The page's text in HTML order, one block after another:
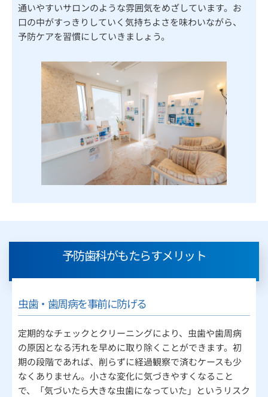
通いやすいサロンのような雰囲気をめざしています。お
口の中がすっきりしていく気持ちよさを味わいながら、
予防ケアを習慣にしていきましょう。
予防歯科がもたらすメリット
虫歯・歯周病を事前に防げる
定期的なチェックとクリーニングにより、虫歯や歯周病
の原因となる汚れを早めに取り除くことができます。初
期の段階であれば、削らずに経過観察で済むケースも少
なくありません。小さな変化に気づきやすくなること
で、「気づいたら大きな虫歯になっていた」というリスク